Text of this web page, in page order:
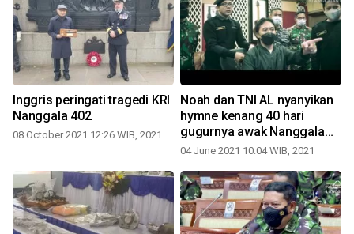
Inggris peringati tragedi KRI
Nanggala 402
08 October 2021 12:26 WIB, 2021
Noah dan TNI AL nyanyikan
hymne kenang 40 hari
gugurnya awak Nanggala
402
04 June 2021 10:04 WIB, 2021